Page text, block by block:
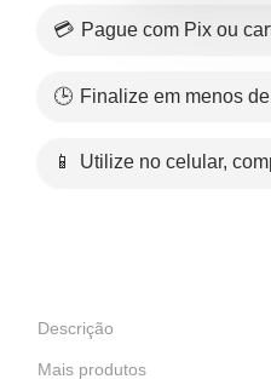
💳 Pague com Pix ou
🕒 Finalize em menos
📱 Utilize no celular,
Descrição
Mais produtos